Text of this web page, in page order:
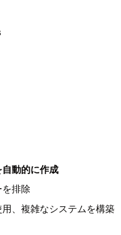
動的に作成
排除
、複雑なシステムを構築